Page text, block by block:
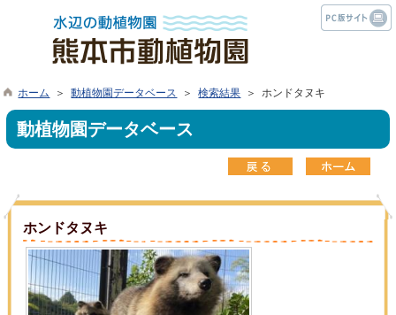
ホーム ＞動植物園データベース ＞検索結果 ＞ ホンドタヌキ
動植物園データベース
ホンドタヌキ